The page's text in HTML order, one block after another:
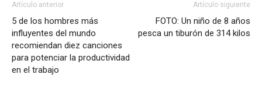
Artículo anterior
5 de los hombres más
influyentes del mundo
recomiendan diez canciones
para potenciar la productividad
en el trabajo
Artículo siguiente
FOTO: Un niño de 8 años
pesca un tiburón de 314 kilos